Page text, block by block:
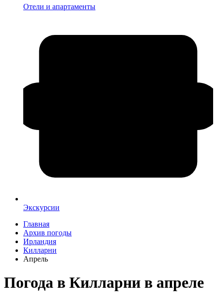
Отели и апартаменты
Экскурсии
Главная
Архив погоды
Ирландия
Килларни
Апрель
Погода в Килларни в апреле